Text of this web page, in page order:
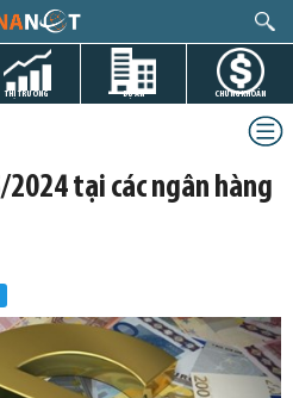
THỊ TRƯỜNG DỰ ÁN CHỨNG KHOÁN
tại các ngân hàng